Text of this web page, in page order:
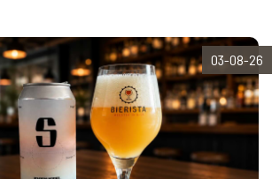
03-08-26